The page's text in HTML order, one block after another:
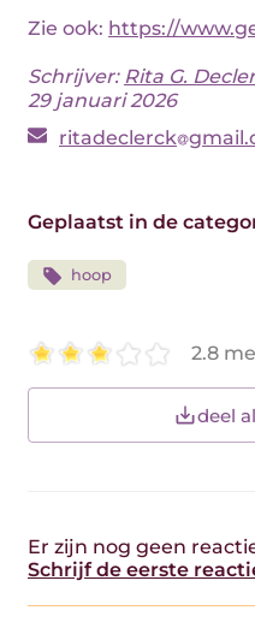
Zie ook: https://
Schrijver: Rita G.
29 januari 2026
ritadeclerck
Geplaatst in de
hoop
2.8
deel
Er zijn nog geen
Schrijf de eerste